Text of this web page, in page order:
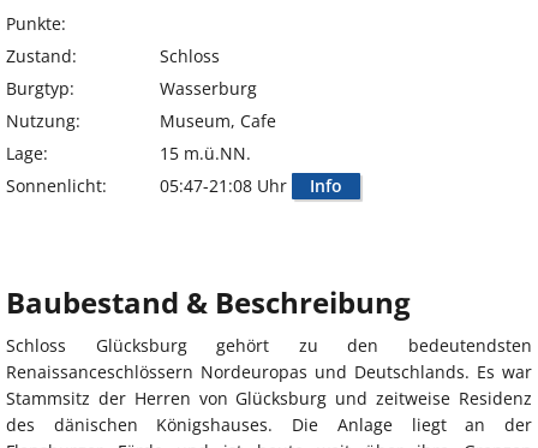
Punkte:
Zustand:
Schloss
Burgtyp:
Wasserburg
Nutzung:
Museum, Cafe
Lage:
15 m.ü.NN.
Sonnenlicht:
05:47-21:08 Uhr Info
Baubestand & Beschreibung
Schloss Glücksburg gehört zu den bedeutendsten
Renaissanceschlössern Nordeuropas und Deutschlands. Es war
Stammsitz der Herren von Glücksburg und zeitweise Residenz
des dänischen Königshauses. Die Anlage liegt an der